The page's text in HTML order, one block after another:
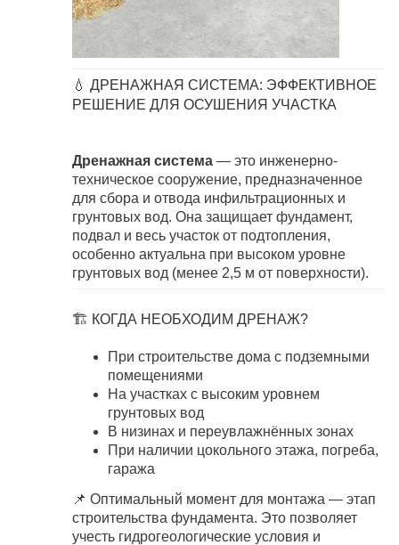
💧 ДРЕНАЖНАЯ СИСТЕМА: ЭФФЕКТИВНОЕ
РЕШЕНИЕ ДЛЯ ОСУШЕНИЯ УЧАСТКА
Дренажная система — это инженерно-
техническое сооружение, предназначенное
для сбора и отвода инфильтрационных и
грунтовых вод. Она защищает фундамент,
подвал и весь участок от подтопления,
особенно актуальна при высоком уровне
грунтовых вод (менее 2,5 м от поверхности).
🏗️ КОГДА НЕОБХОДИМ ДРЕНАЖ?
При строительстве дома с подземными
помещениями
На участках с высоким уровнем
грунтовых вод
В низинах и переувлажнённых зонах
При наличии цокольного этажа, погреба,
гаража
📌 Оптимальный момент для монтажа — этап
строительства фундамента. Это позволяет
учесть гидрогеологические условия и